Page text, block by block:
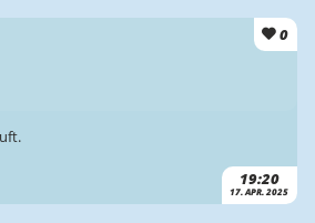
0
19:20
17. APR. 2025